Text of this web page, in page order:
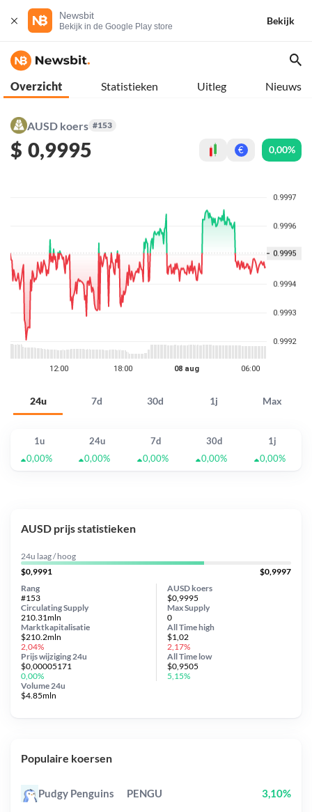
Newsbit
Bekijk in de Google Play store
Bekijk
Overzicht Statistieken Uitleg Nieuws
AUSD koers #153
$ 0,9995 € 0,00%
24u 7d 30d 1j Max
1u 24u 7d 30d
1j
0,00%
0,00% 0,00% 0,00% 0,00%
AUSD prijs statistieken
24u laag / hoog
$0,9991
$0,9997
AUSD koers
$0,9995
Circulating Supply
210.31mln
Prijs wijziging 24u
$0,00005171
0,00%
Max Supply
0
Marktkapitalisatie
$210.2mln
2,04%
Volume 24u
$4.85mln
Rang
#153
All Timehigh
$1,02
2,17%
All Time low
$0,9505
5,15%
Populaire koersen
Pudgy Penguins PENGU 3,10%